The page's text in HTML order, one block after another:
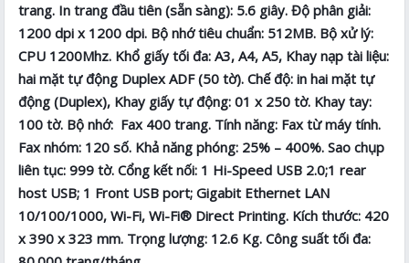
trang. In trang đầu tiên (sẵn sàng): 5.6 giây. Độ phân giải:
1200 dpi x 1200 dpi. Bộ nhớ tiêu chuẩn: 512MB. Bộ xử lý:
CPU 1200Mhz. Khổ giấy tối đa: A3, A4, A5, Khay nạp tài liệu:
hai mặt tự động Duplex ADF (50 tờ). Chế độ: in hai mặt tự
động (Duplex), Khay giấy tự động: 01 x 250 tờ. Khay tay:
100 tờ. Bộ nhớ: Fax 400 trang. Tính năng: Fax từ máy tính.
Fax nhóm: 120 số. Khả năng phóng: 25% – 400%. Sao chụp
liên tục: 999 tờ. Cổng kết nối: 1 Hi-Speed USB 2.0;1 rear
host USB; 1 Front USB port; Gigabit Ethernet LAN
10/100/1000, Wi-Fi, Wi-Fi® Direct Printing. Kích thước: 420
x 390 x 323 mm. Trọng lượng: 12.6 Kg. Công suất tối đa: